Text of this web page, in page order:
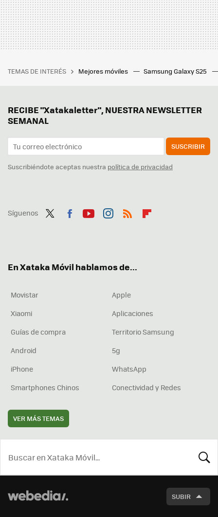
TEMAS DE INTERÉS Mejores móviles Samsung Galaxy S25
RECIBE "Xatakaletter", NUESTRA NEWSLETTER
SEMANAL
SUSCRIBIR
Suscribiéndote aceptas nuestra política de privacidad
Síguenos
En Xataka Móvil hablamos de...
Movistar
Apple
Xiaomi
Aplicaciones
Guías de compra
Territorio Samsung
Android
5g
iPhone
WhatsApp
Smartphones Chinos
Conectividad y Redes
VER MÁS TEMAS
SUBIR